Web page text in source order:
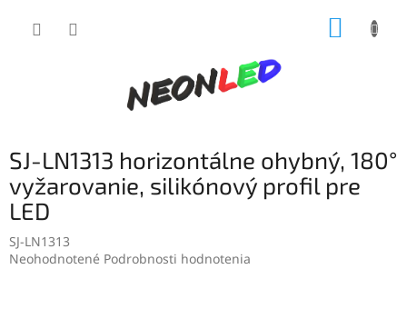
SJ-LN1313 horizontálne ohybný, 180°
vyžarovanie, silikónový profil pre
LED
SJ-LN1313
Priemerné
Neohodnotené Podrobnosti hodnotenia